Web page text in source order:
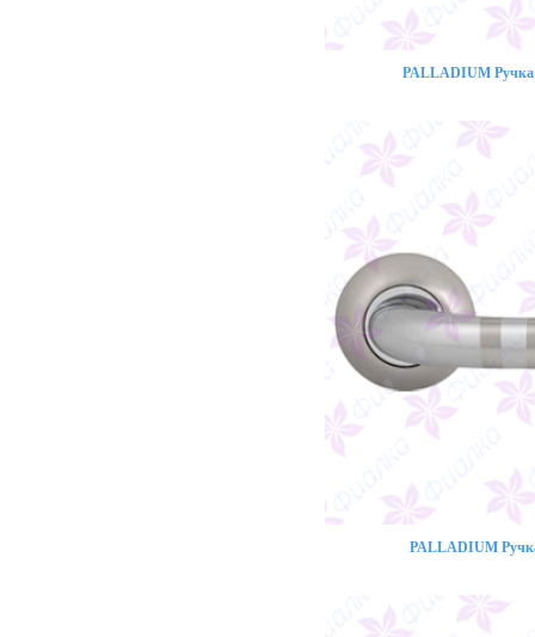
PALLADIUM Ручка
PALLADIUM